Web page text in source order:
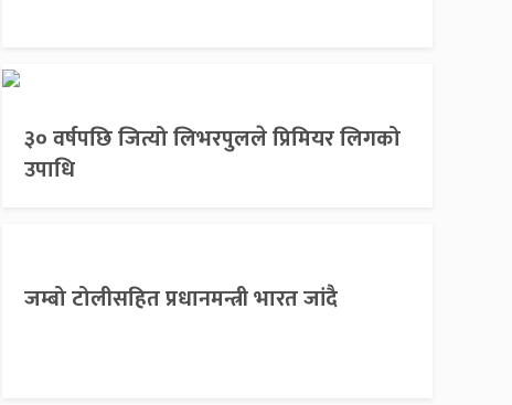
३० वर्षपछि जित्यो लिभरपुलले प्रिमियर लिगको
उपाधि
जम्बो टोलीसहित प्रधानमन्त्री भारत जांदै